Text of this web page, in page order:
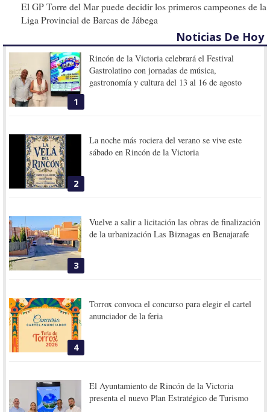
El GP Torre del Mar puede decidir los primeros campeones de la
Liga Provincial de Barcas de Jábega
Noticias De Hoy
1
Rincón de la Victoria celebrará el Festival
Gastrolatino con jornadas de música,
gastronomía y cultura del 13 al 16 de agosto
2
La noche más rociera del verano se vive este
sábado en Rincón de la Victoria
3
Vuelve a salir a licitación las obras de finalización
de la urbanización Las Biznagas en Benajarafe
4
Torrox convoca el concurso para elegir el cartel
anunciador de la feria
El Ayuntamiento de Rincón de la Victoria
presenta el nuevo Plan Estratégico de Turismo